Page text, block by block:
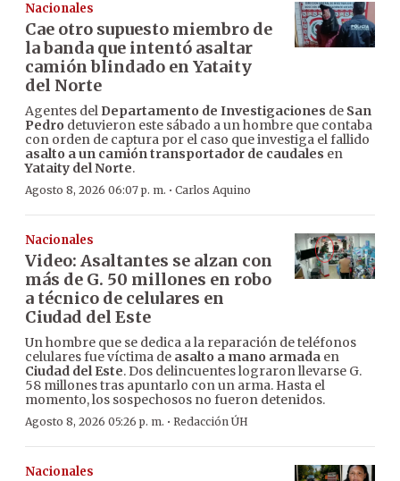
Nacionales
Cae otro supuesto miembro de
la banda que intentó asaltar
camión blindado en Yataity
del Norte
Agentes del Departamento de Investigaciones de San
Pedro detuvieron este sábado a un hombre que contaba
con orden de captura por el caso que investiga el fallido
asalto a un camión transportador de caudales en
Yataity del Norte.
Agosto 8, 2026 06:07 p. m. · Carlos Aquino
Nacionales
Video: Asaltantes se alzan con
más de G. 50 millones en robo
a técnico de celulares en
Ciudad del Este
Un hombre que se dedica a la reparación de teléfonos
celulares fue víctima de asalto a mano armada en
Ciudad del Este. Dos delincuentes lograron llevarse G.
58 millones tras apuntarlo con un arma. Hasta el
momento, los sospechosos no fueron detenidos.
Agosto 8, 2026 05:26 p. m. · Redacción ÚH
Nacionales